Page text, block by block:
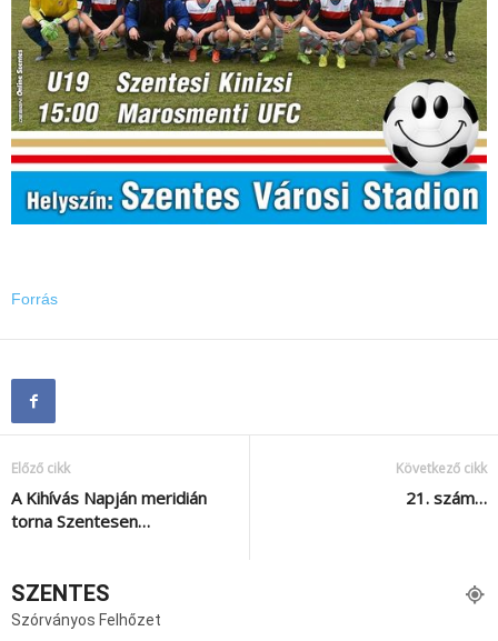
Forrás
Előző cikk
A Kihívás Napján meridián
torna Szentesen…
Következő cikk
21. szám…
SZENTES
Szórványos Felhőzet